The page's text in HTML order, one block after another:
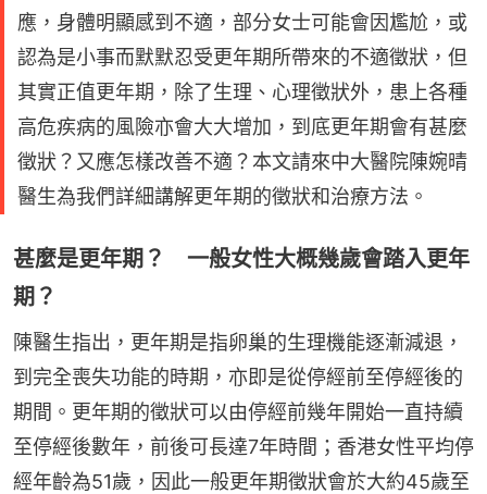
應，身體明顯感到不適，部分女士可能會因尷尬，或
認為是小事而默默忍受更年期所帶來的不適徵狀，但
其實正值更年期，除了生理、心理徵狀外，患上各種
高危疾病的風險亦會大大增加，到底更年期會有甚麼
徵狀？又應怎樣改善不適？本文請來中大醫院陳婉晴
醫生為我們詳細講解更年期的徵狀和治療方法。
甚麼是更年期？ 一般女性大概幾歲會踏入更年
期？
陳醫生指出，更年期是指卵巢的生理機能逐漸減退，
到完全喪失功能的時期，亦即是從停經前至停經後的
期間。更年期的徵狀可以由停經前幾年開始一直持續
至停經後數年，前後可長達7年時間；香港女性平均停
經年齡為51歲，因此一般更年期徵狀會於大約45歲至